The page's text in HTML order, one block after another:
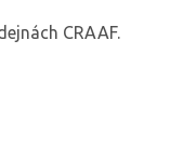
CRAAF.